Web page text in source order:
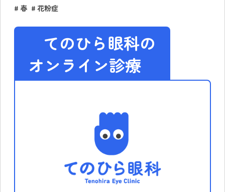
春 花粉症
てのひら眼科の
オンライン診療